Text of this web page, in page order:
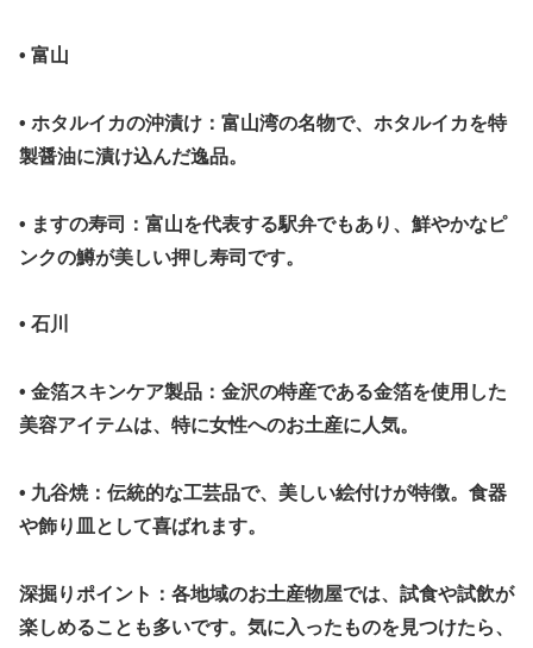
• 富山
• ホタルイカの沖漬け：富山湾の名物で、ホタルイカを特
製醤油に漬け込んだ逸品。
• ますの寿司：富山を代表する駅弁でもあり、鮮やかなピ
ンクの鱒が美しい押し寿司です。
• 石川
• 金箔スキンケア製品：金沢の特産である金箔を使用した
美容アイテムは、特に女性へのお土産に人気。
• 九谷焼：伝統的な工芸品で、美しい絵付けが特徴。食器
や飾り皿として喜ばれます。
深掘りポイント：各地域のお土産物屋では、試食や試飲が
楽しめることも多いです。気に入ったものを見つけたら、